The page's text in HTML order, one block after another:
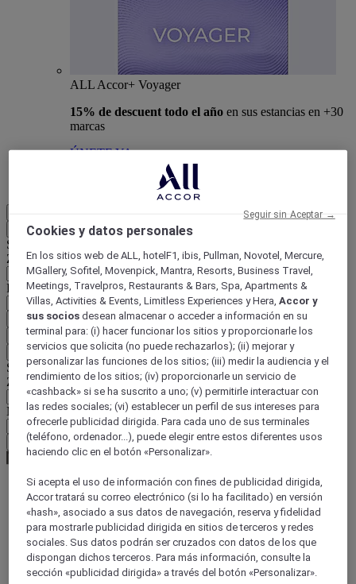
ALL Accor+ Voyager
15% de descuent todo el año en sus estancias en +30
marcas
ÚNETE YA
Atrás
Seleccione su país e idioma a continuación
Zona geográfica
País / Región - Idioma
Confirmar mi país e idioma
EUR (€)
Atrás
Seleccione su moneda a continuación
Zona geográfica
Moneda
Confirmar mi moneda
World
Europe
France
Ile-de-France
ESSONNE
Massy
Cookies y datos personales
En los sitios web de ALL, hotelF1, ibis, Pullman, Novotel, Mercure,
MGallery, Sofitel, Movenpick, Mantra, Resorts, Business Travel,
Meetings, Travelpros, Restaurants & Bars, Spa, Apartments &
Villas, Activities & Events, Limitless Experiences y Hera,Accor y
sus socios desean almacenar o acceder a información en su
terminal para: (i) hacer funcionar los sitios y proporcionarle los
servicios que solicita (no puede rechazarlos); (ii) mejorar y
personalizar las funciones de los sitios; (iii) medir la audiencia y el
rendimiento de los sitios; (iv) proporcionarle un servicio de
«cashback» si se ha suscrito a uno; (v) permitirle interactuar con
las redes sociales; (vi) establecer un perfil de sus intereses para
ofrecerle publicidad dirigida. Para cada uno de sus terminales
(teléfono, ordenador...), puede elegir entre estos diferentes usos
haciendo clic en el botón «Personalizar».
Si acepta el uso de información con fines de publicidad dirigida,
Accor tratará su correo electrónico (si lo ha facilitado) en versión
«hash», asociado a sus datos de navegación, reserva y fidelidad
para mostrarle publicidad dirigida en sitios de terceros y redes
sociales. Sus datos podrán ser cruzados con datos de los que
dispongan dichos terceros. Para más información, consulte la
sección «publicidad dirigida» a través del botón «Personalizar».
Seguir sin Aceptar →